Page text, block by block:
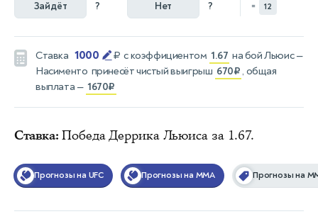
Зайдёт ? Нет ? = 12
Ставка 1000 ₽ с коэффициентом 1.67 на бойЛьюис —
Насименто принесёт чистый выигрыш 670₽ , общая
выплата — 1670₽
Ставка: Победа Деррика Льюиса за 1.67.
Прогнозы на UFC Прогнозы на MMA Прогнозы на